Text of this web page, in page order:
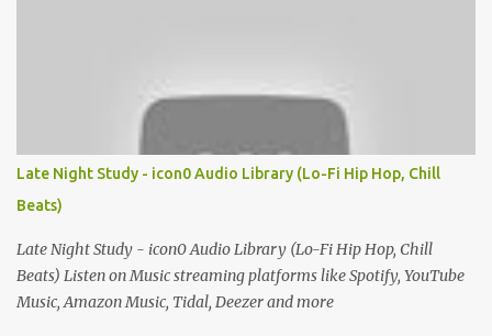
Late Night Study - icon0 Audio Library (Lo-Fi Hip Hop, Chill
Beats)
Late Night Study - icon0 Audio Library (Lo-Fi Hip Hop, Chill
Beats) Listen on Music streaming platforms like Spotify, YouTube
Music, Amazon Music, Tidal, Deezer and more